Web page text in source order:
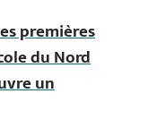
premières
du Nord
un